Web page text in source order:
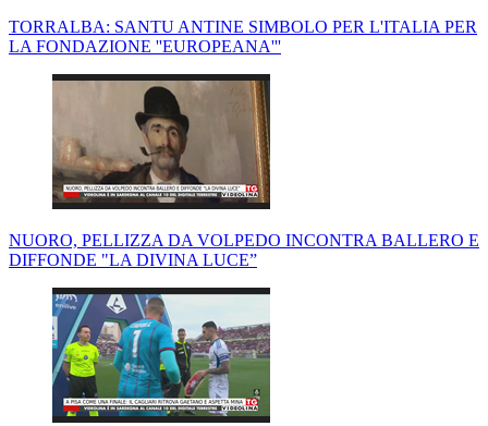
TORRALBA: SANTU ANTINE SIMBOLO PER L'ITALIA PER
LA FONDAZIONE ''EUROPEANA'''
NUORO, PELLIZZA DA VOLPEDO INCONTRA BALLERO E
DIFFONDE "LA DIVINA LUCE”